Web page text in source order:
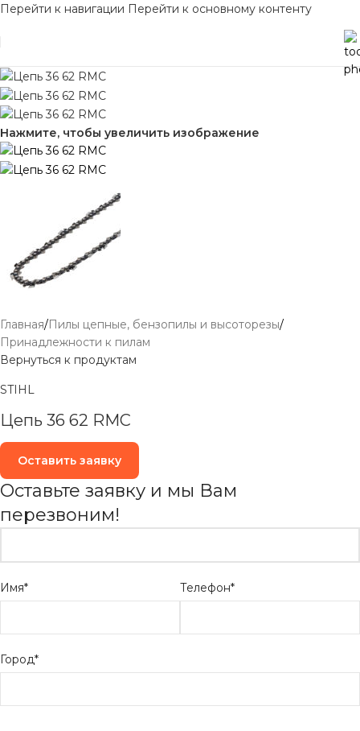
Перейти к навигации Перейти к основному контенту
Нажмите, чтобы увеличить изображение
Главная/Пилы цепные, бензопилы и высоторезы/
Принадлежности к пилам
Вернуться к продуктам
STIHL
Цепь 36 62 RMC
Оставить заявку
Оставьте заявку и мы Вам
перезвоним!
Имя* Телефон*
Город*